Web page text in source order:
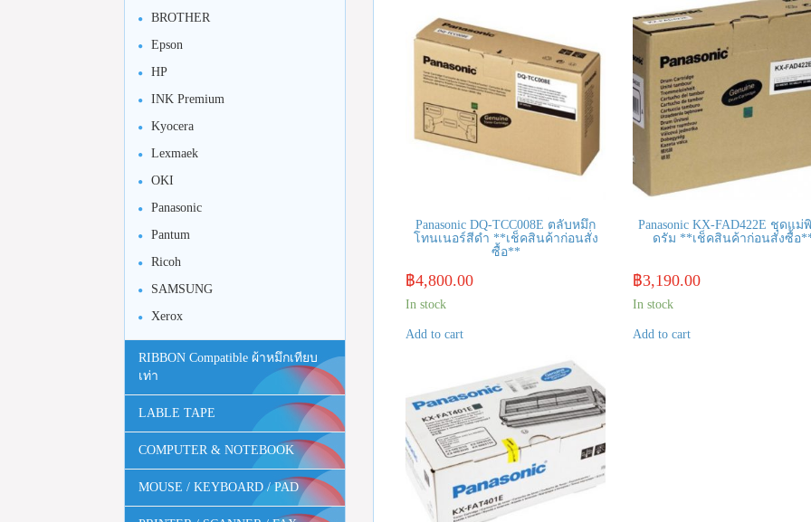
Panasonic DQ-TCC008E ตลับหมึก
โทนเนอร์สีดำ **เช็คสินค้าก่อนสั่ง
ซื้อ**
฿4,800.00
In stock
Add to cart
Panasonic KX-FAD422E ชุดแม่
ดรัม **เช็คสินค้าก่อนสั่งซื้อ
฿3,190.00
In stock
Add to cart
BROTHER
Epson
HP
INK Premium
Kyocera
Lexmaek
OKI
Panasonic
Pantum
Ricoh
SAMSUNG
Xerox
RIBBON Compatible ผ้าหมึกเทียบ
เท่า
LABLE TAPE
COMPUTER & NOTEBOOK
MOUSE / KEYBOARD / PAD